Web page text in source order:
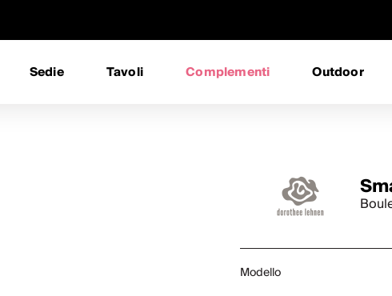
Sedie Tavoli Complementi Outdoor
Modello